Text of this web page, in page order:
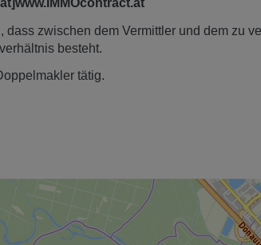
www.IMMOcontract.at
dass zwischen dem Vermittler und dem zu
besteht.
tätig.